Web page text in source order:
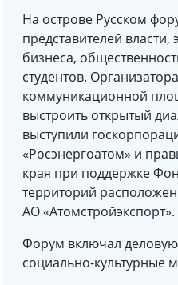
На острове Русском
представителей власти,
бизнеса,
студентов.
коммуникационной
выстроить открытый
выступили
«Росэнергоатом» и
края при поддержке
территорий
АО «Атомстройэкспорт».
Форум включал
социально-культурные